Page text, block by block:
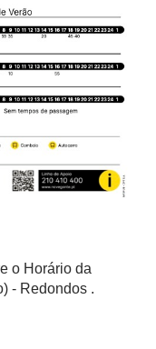
o Horário da
- Redondos .